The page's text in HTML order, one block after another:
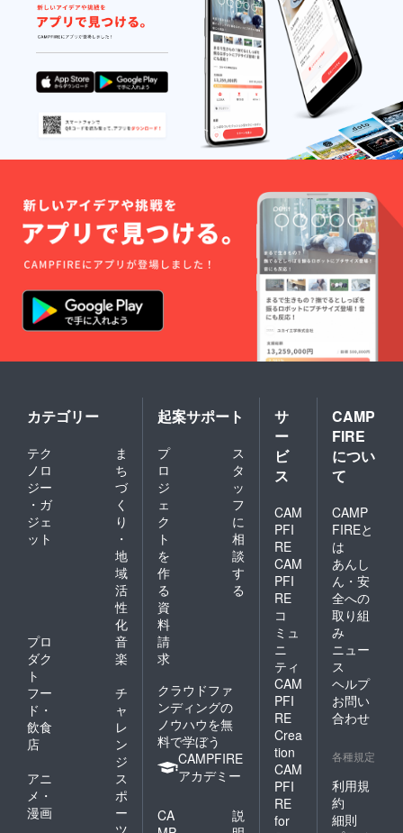
カテゴリー
テク
ノロ
ジー
・ガ
ジェ
ット
ま
ち
づ
く
り
・
地
域
活
性
化
プロ
ダク
ト
音
楽
フー
ド・
飲食
店
チ
ャ
レ
ン
ジ
アニ
メ・
漫画
ス
ポ
ー
起案サポート
プ
ロ
ジ
ェ
ク
ト
を
作
る
ス
タ
ッ
フ
に
相
談
す
る
資
料
請
求
クラウドファ
ンディングの
ノウハウを無
料で学ぼう
CAMPFIRE
アカデミー
CA
説
サ
ー
ビ
ス
CAM
PFI
RE
CAM
PFI
RE
コ
ミュ
ニ
ティ
CAM
PFI
RE
Crea
tion
CAM
PFI
RE
for
CAMP
FIRE
につい
て
CAMP
FIREと
は
あんし
ん・安
全への
取り組
み
ニュー
ス
ヘルプ
お問い
合わせ
各種規定
利用規
約
細則